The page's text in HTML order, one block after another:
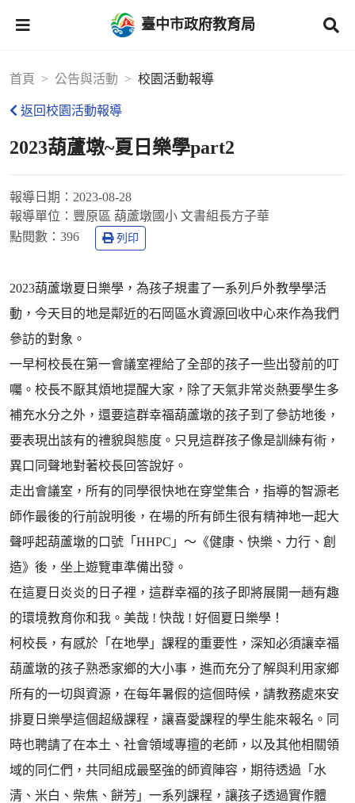
臺中市政府教育局
首頁 公告與活動 校園活動報導
返回校園活動報導
2023葫蘆墩~夏日樂學part2
報導日期： 2023-08-28
報導單位： 豐原區 葫蘆墩國小 文書組長方子華
點閱數： 396 列印
2023葫蘆墩夏日樂學，為孩子規畫了一系列戶外教學學活
動，今天目的地是鄰近的石岡區水資源回收中心來作為我們
參訪的對象。
一早柯校長在第一會議室裡給了全部的孩子一些出發前的叮
囑。校長不厭其煩地提醒大家，除了天氣非常炎熱要學生多
補充水分之外，還要這群幸福葫蘆墩的孩子到了參訪地後，
要表現出該有的禮貌與態度。只見這群孩子像是訓練有術，
異口同聲地對著校長回答說好。
走出會議室，所有的同學很快地在穿堂集合，指導的智源老
師作最後的行前說明後，在場的所有師生很有精神地一起大
聲呼起葫蘆墩的口號「HHPC」～《健康、快樂、力行、創
造》後，坐上遊覽車準備出發。
在這夏日炎炎的日子裡，這群幸福的孩子即將展開一趟有趣
的環境教育你和我。美哉 ! 快哉 ! 好個夏日樂學！
柯校長，有感於「在地學」課程的重要性，深知必須讓幸福
葫蘆墩的孩子熟悉家鄉的大小事，進而充分了解與利用家鄉
所有的一切與資源，在每年暑假的這個時候，請教務處來安
排夏日樂學這個超級課程，讓喜愛課程的學生能來報名。同
時也聘請了在本土、社會領域專擅的老師，以及其他相關領
域的同仁們，共同組成最堅強的師資陣容，期待透過「水
清、米白、柴焦、餅芳」一系列課程，讓孩子透過實作體